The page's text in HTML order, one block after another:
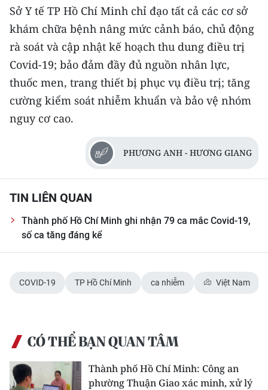
CHƯƠNG TRÌNH OCOP - MỖI XÃ
MỘT SẢN PHẨM
RADIO
MEDIA CENTER
E-Magazine
Media Kinh tế
Media Văn hóa
Media Giáo dục
Sở Y tế TP Hồ Chí Minh chỉ đạo tất cả các cơ sở
khám chữa bệnh nâng mức cảnh báo, chủ động
rà soát và cập nhật kế hoạch thu dung điều trị
Covid-19; bảo đảm đầy đủ nguồn nhân lực,
thuốc men, trang thiết bị phục vụ điều trị; tăng
cường kiểm soát nhiễm khuẩn và bảo vệ nhóm
nguy cơ cao.
PHƯƠNG ANH - HƯƠNG GIANG
TIN LIÊN QUAN
Thành phố Hồ Chí Minh ghi nhận 79 ca mắc Covid-19,
số ca tăng đáng kể
COVID-19 TP Hồ Chí Minh ca nhiễm Việt Nam
CÓ THỂ BẠN QUAN TÂM
Thành phố Hồ Chí Minh: Công an
phường Thuận Giao xác minh, xử lý